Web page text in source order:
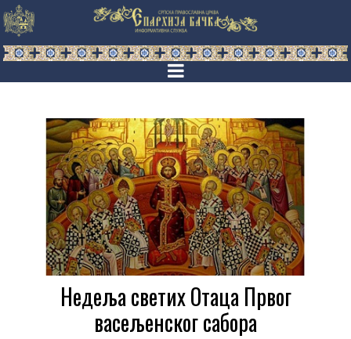
Недеља светих Отаца Првог
васељенског сабора